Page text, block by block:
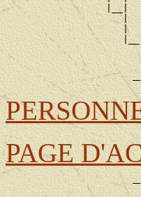
                  |__|
|
|
PAGE